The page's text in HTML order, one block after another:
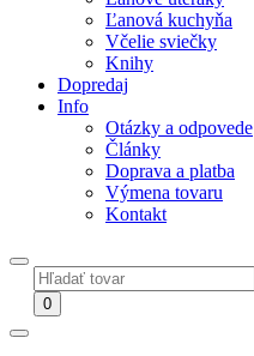
Ľanová kuchyňa
Včelie sviečky
Knihy
Dopredaj
Info
Otázky a odpovede
Články
Doprava a platba
Výmena tovaru
Kontakt
0